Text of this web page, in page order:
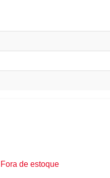
Fora de estoque